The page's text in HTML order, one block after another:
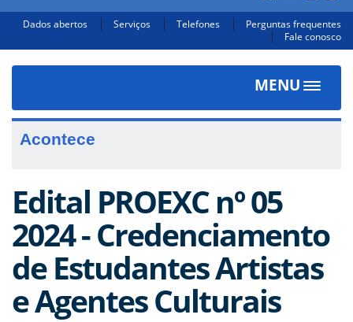
Dados abertos Serviços Telefones
Perguntas frequentes
Fale conosco
MENU
Toggle
Acontece
Edital PROEXC nº 05
2024 - Credenciamento
de Estudantes Artistas
e Agentes Culturais